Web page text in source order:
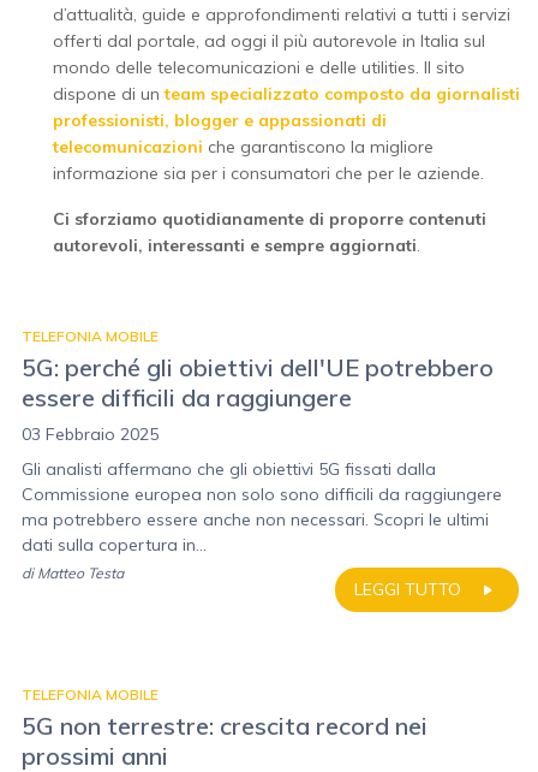
d’attualità, guide e approfondimenti relativi a tutti i servizi
offerti dal portale, ad oggi il più autorevole in Italia sul
mondo delle telecomunicazioni e delle utilities. Il sito
dispone di unteam specializzato composto da giornalisti
professionisti, blogger e appassionati di
telecomunicazioni che garantiscono la migliore
informazione sia per i consumatori che per le aziende.
Ci sforziamo quotidianamente di proporre contenuti
autorevoli, interessanti e sempre aggiornati.
TELEFONIA MOBILE
5G: perché gli obiettivi dell'UE potrebbero
essere difficili da raggiungere
03 Febbraio 2025
Gli analisti affermano che gli obiettivi 5G fissati dalla
Commissione europea non solo sono difficili da raggiungere
ma potrebbero essere anche non necessari. Scopri le ultimi
dati sulla copertura in...
LEGGI TUTTO
di Matteo Testa
TELEFONIA MOBILE
5G non terrestre: crescita record nei
prossimi anni